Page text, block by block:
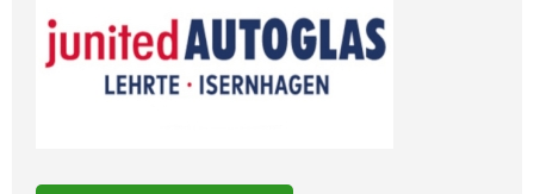
Lexikon